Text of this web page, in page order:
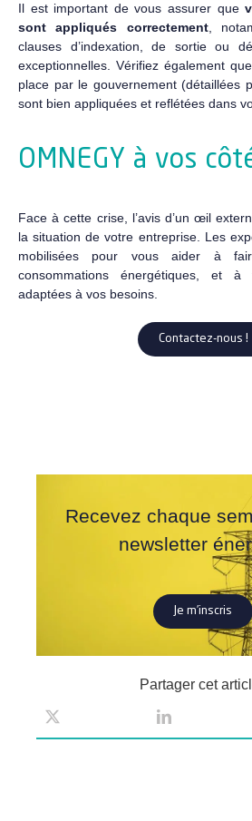
Il est important de vous assurer que
sont appliqués correctement,
clauses d’indexation, de sortie ou
exceptionnelles. Vérifiez également
place par le gouvernement (détaillées
sont bien appliquées et reflétées dans
OMNEGY à vos
Face à cette crise, l’avis d’un œil
la situation de votre entreprise. Les
mobilisées pour vous aider à
consommations énergétiques, et à
adaptées à vos besoins.
Contactez-nous !
Recevez chaque
newsletter
Je m’inscris
Partager cet